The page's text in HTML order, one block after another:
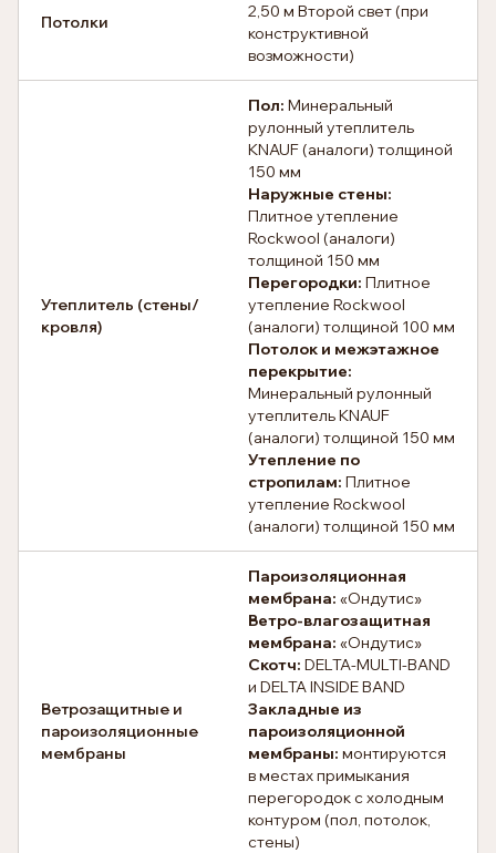
Потолки
2,50 м Второй свет (при
конструктивной
возможности)
Утеплитель (стены/
кровля)
Пол: Минеральный
рулонный утеплитель
KNAUF (аналоги) толщиной
150 мм
Наружные стены:
Плитное утепление
Rockwool (аналоги)
толщиной 150 мм
Перегородки: Плитное
утепление Rockwool
(аналоги) толщиной 100 мм
Потолок и межэтажное
перекрытие:
Минеральный рулонный
утеплитель KNAUF
(аналоги) толщиной 150 мм
Утепление по
стропилам: Плитное
утепление Rockwool
(аналоги) толщиной 150 мм
Ветрозащитные и
пароизоляционные
мембраны
Пароизоляционная
мембрана: «Ондутис»
Ветро-влагозащитная
мембрана: «Ондутис»
Скотч: DELTA-MULTI-BAND
и DELTA INSIDE BAND
Закладные из
пароизоляционной
мембраны: монтируются
в местах примыкания
перегородок с холодным
контуром (пол, потолок,
стены)